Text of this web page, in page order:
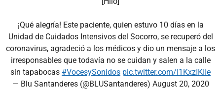
¡Qué alegría! Este paciente, quien estuvo 10 días en la
Unidad de Cuidados Intensivos del Socorro, se recuperó del
coronavirus, agradeció a los médicos y dio un mensaje a los
irresponsables que todavía no se cuidan y salen a la calle
sin tapabocas #VocesySonidos pic.twitter.com/I1KxzIKIIe
— Blu Santanderes (@BLUSantanderes) August 20, 2020